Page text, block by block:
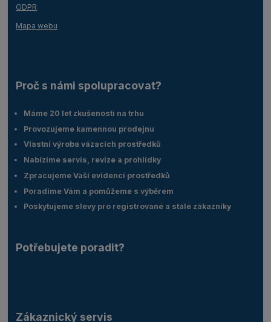
GDPR
Mapa webu
Proč s námi spolupracovat?
Máme 20 let zkušeností na trhu
Provozujeme kamennou prodejnu
Vlastní výroba vázacích prostředků
Nabízíme servis, revize a prohlídky
Zpracujeme Vaší evidenci prostředků
Poradíme Vám a pomůžeme s výběrem
Poskytujeme slevy pro registrované a stálé zákazníky
Potřebujete poradit?
Zákaznický servis